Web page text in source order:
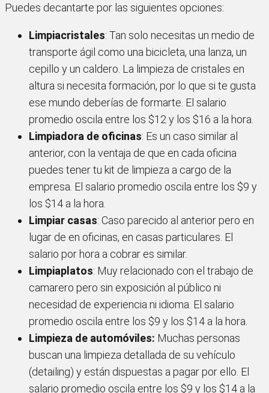
Puedes decantarte por las siguientes opciones:
Limpiacristales: Tan solo necesitas un medio de
transporte ágil como una bicicleta, una lanza, un
cepillo y un caldero. La limpieza de cristales en
altura si necesita formación, por lo que si te gusta
ese mundo deberías de formarte. El salario
promedio oscila entre los $12 y los $16 a la hora.
Limpiadora de oficinas: Es un caso similar al
anterior, con la ventaja de que en cada oficina
puedes tener tu kit de limpieza a cargo de la
empresa. El salario promedio oscila entre los $9 y
los $14 a la hora.
Limpiar casas: Caso parecido al anterior pero en
lugar de en oficinas, en casas particulares. El
salario por hora a cobrar es similar.
Limpiaplatos: Muy relacionado con el trabajo de
camarero pero sin exposición al público ni
necesidad de experiencia ni idioma. El salario
promedio oscila entre los $9 y los $14 a la hora.
Limpieza de automóviles: Muchas personas
buscan una limpieza detallada de su vehículo
(detailing) y están dispuestas a pagar por ello. El
salario promedio oscila entre los $9 y los $14 a la